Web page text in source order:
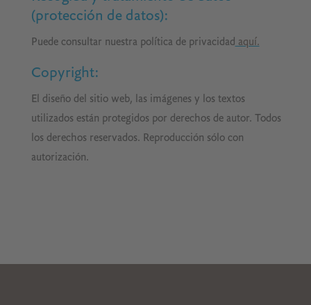
(protección de datos):
Puede consultar nuestra política de privacidad aquí.
Copyright:
El diseño del sitio web, las imágenes y los textos
utilizados están protegidos por derechos de autor. Todos
los derechos reservados. Reproducción sólo con
autorización.